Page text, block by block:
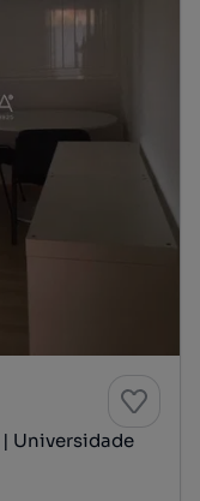
Universidade